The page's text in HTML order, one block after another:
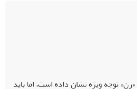
توجه ویژه نشان داده است، اما باید